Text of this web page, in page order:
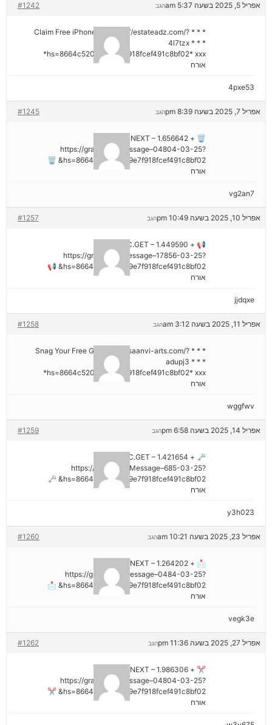
אפריל 5, 2025 בשעה 5:37 am #1242 הגב
* * * Claim Free iPhone 16: https://estateadz.com/?
4l7tzx * * *
hs=8664c520642b9e7f918fcef491c8bf02* ххх*
אורח
4pxe53
אפריל 7, 2025 בשעה 8:39 pm #1245 הגב
🗑 + 1.656642 BTC.NEXT –
https://graph.org/Message–04804-03-25?
hs=8664c520642b9e7f918fcef491c8bf02& 🗑
אורח
vg2an7
אפריל 10, 2025 בשעה 10:49 pm #1257 הגב
📢 + 1.449590 BTC.GET –
https://graph.org/Message–17856-03-25?
hs=8664c520642b9e7f918fcef491c8bf02& 📢
אורח
jjdqxe
אפריל 11, 2025 בשעה 3:12 am #1258 הגב
* * * Snag Your Free Gift: https://saanvi-arts.com/?
adupj3 * * *
hs=8664c520642b9e7f918fcef491c8bf02* ххх*
אורח
wggfwv
אפריל 14, 2025 בשעה 6:58 pm #1259 הגב
🗝 + 1.421654 BTC.GET –
https://graph.org/Message–685-03-25?
hs=8664c520642b9e7f918fcef491c8bf02& 🗝
אורח
y3h023
אפריל 23, 2025 בשעה 10:21 am #1260 הגב
📩 + 1.264202 BTC.NEXT –
https://graph.org/Message–0484-03-25?
hs=8664c520642b9e7f918fcef491c8bf02& 📩
אורח
vegk3e
אפריל 27, 2025 בשעה 11:36 pm #1262 הגב
✂ + 1.986306 BTC.NEXT –
https://graph.org/Message–04804-03-25?
hs=8664c520642b9e7f918fcef491c8bf02& ✂
אורח